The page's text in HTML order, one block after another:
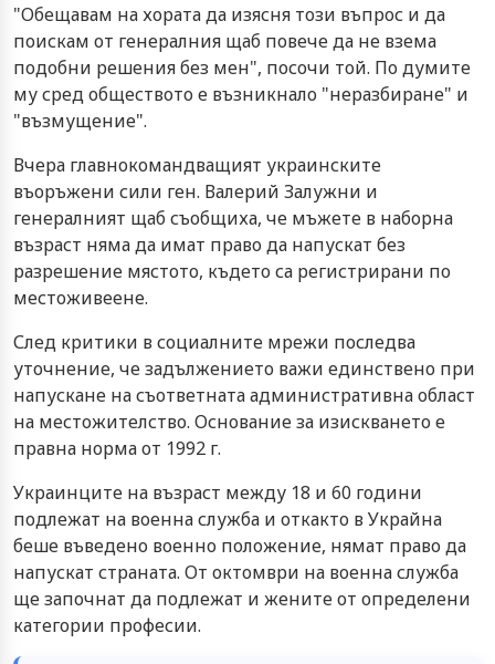
"Обещавам на хората да изясня този въпрос и да
поискам от генералния щаб повече да не взема
подобни решения без мен", посочи той. По думите
му сред обществото е възникнало "неразбиране" и
"възмущение".
Вчера главнокомандващият украинските
въоръжени сили ген. Валерий Залужни и
генералният щаб съобщиха, че мъжете в наборна
възраст няма да имат право да напускат без
разрешение мястото, където са регистрирани по
местоживеене.
След критики в социалните мрежи последва
уточнение, че задължението важи единствено при
напускане на съответната административна област
на местожителство. Основание за изискването е
правна норма от 1992 г.
Украинците на възраст между 18 и 60 години
подлежат на военна служба и откакто в Украйна
беше въведено военно положение, нямат право да
напускат страната. От октомври на военна служба
ще започнат да подлежат и жените от определени
категории професии.